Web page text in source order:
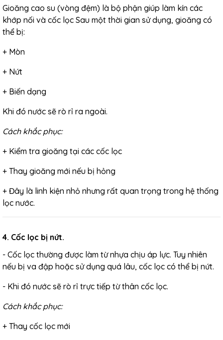
Gioăng cao su (vòng đệm) là bộ phận giúp làm kín các
khớp nối và cốc lọc Sau một thời gian sử dụng, gioăng có
thể bị:
+ Mòn
+ Nứt
+ Biến dạng
Khi đó nước sẽ rò rỉ ra ngoài.
Cách khắc phục:
+ Kiểm tra gioăng tại các cốc lọc
+ Thay gioăng mới nếu bị hỏng
+ Đây là linh kiện nhỏ nhưng rất quan trọng trong hệ thống
lọc nước.
4. Cốc lọc bị nứt.
- Cốc lọc thường được làm từ nhựa chịu áp lực. Tuy nhiên
nếu bị va đập hoặc sử dụng quá lâu, cốc lọc có thể bị nứt.
- Khi đó nước sẽ rò rỉ trực tiếp từ thân cốc lọc.
Cách khắc phục:
+ Thay cốc lọc mới